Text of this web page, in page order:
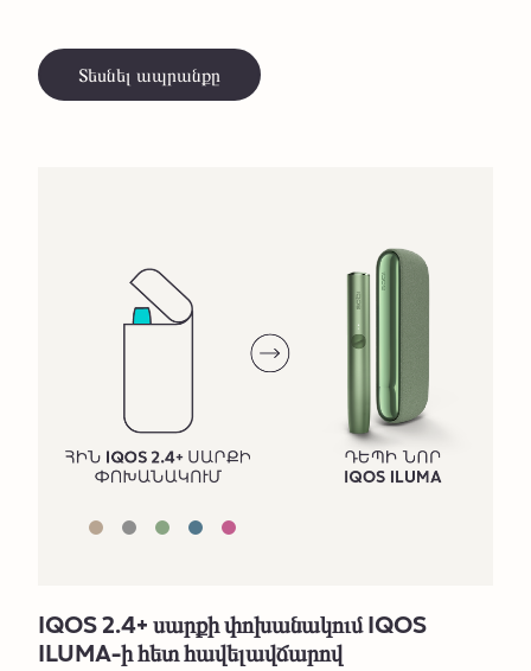
Տեսնել ապրանքը
IQOS 2.4+ սարքի փոխանակում IQOS
ILUMA-ի հետ հավելավճարով